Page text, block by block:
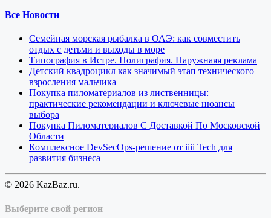
Все Новости
Семейная морская рыбалка в ОАЭ: как совместить
отдых с детьми и выходы в море
Типография в Истре. Полиграфия. Наружнаяя реклама
Детский квадроцикл как значимый этап технического
взросления мальчика
Покупка пиломатериалов из лиственницы:
практические рекомендации и ключевые нюансы
выбора
Покупка Пиломатериалов С Доставкой По Московской
Области
Комплексное DevSecOps-решение от iiii Tech для
развития бизнеса
© 2026 KazBaz.ru.
Выберите свой регион